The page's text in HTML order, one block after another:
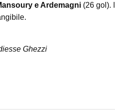
e Ardemagni (26 gol).
Ghezzi